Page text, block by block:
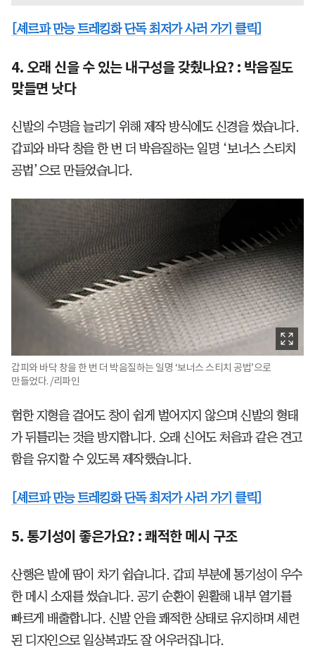
[셰르파 만능 트레킹화 단독 최저가 사러 가기 클릭]
4. 오래 신을 수 있는 내구성을 갖췄나요? : 박음질도
맞들면 낫다
신발의 수명을 늘리기 위해 제작 방식에도 신경을 썼습니다.
갑피와 바닥 창을 한 번 더 박음질하는 일명 ‘보너스 스티치
공법’으로 만들었습니다.
갑피와 바닥 창을 한 번 더 박음질하는 일명 ‘보너스 스티치 공법’으로
만들었다. /리파인
험한 지형을 걸어도 창이 쉽게 벌어지지 않으며 신발의 형태
가 뒤틀리는 것을 방지합니다. 오래 신어도 처음과 같은 견고
함을 유지할 수 있도록 제작했습니다.
[셰르파 만능 트레킹화 단독 최저가 사러 가기 클릭]
5. 통기성이 좋은가요? : 쾌적한 메시 구조
산행은 발에 땀이 차기 쉽습니다. 갑피 부분에 통기성이 우수
한 메시 소재를 썼습니다. 공기 순환이 원활해 내부 열기를
빠르게 배출합니다. 신발 안을 쾌적한 상태로 유지하며 세련
된 디자인으로 일상복과도 잘 어우러집니다.